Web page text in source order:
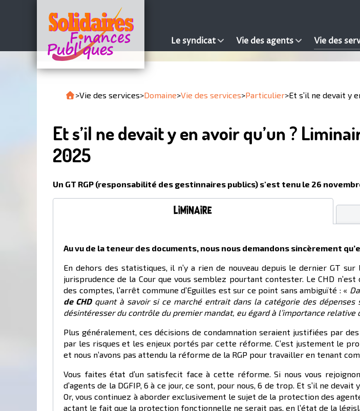
Le syndicat Vie des agents Vie des
>Vie des services>Domaine>Vie des services>Particulier>Et s’il ne devait y
Et s’il ne devait y en avoir qu’un ?
2025
Un GT RGP (responsabilité des gestinnaires publics) s'est tenu le 26
liminaire
Au vu de la teneur des documents, nous nous demandons sincèrement
En dehors des statistiques, il n’y a rien de nouveau depuis le dernier GT
jurisprudence de la Cour que vous semblez pourtant contester. Le CHD
des comptes, l’arrêt commune d’Eguilles est sur ce point sans ambiguïté : «
de CHDquantà savoir si ce marché entrait dans la catégorie des dépenses
désintéresser du contrôle du premier mandat, eu égard à l’importance relative
Plus généralement, ces décisions de condamnation seraient justifiées par
par les risques et les enjeux portés par cette réforme. C’est justement le
et nous n’avons pas attendu la réforme de la RGP pour travailler en tenant
Vous faites état d’un satisfecit face à cette réforme. Si nous vous
d’agents de la DGFIP, 6 à ce jour, ce sont, pour nous, 6 de trop. Et s’il ne
Or, vous continuez à aborder exclusivement le sujet de la protection des
actant le fait que la protection fonctionnelle ne serait pas, en l’état de la